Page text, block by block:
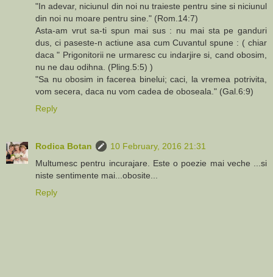
"In adevar, niciunul din noi nu traieste pentru sine si niciunul
din noi nu moare pentru sine." (Rom.14:7)
Asta-am vrut sa-ti spun mai sus : nu mai sta pe ganduri
dus, ci paseste-n actiune asa cum Cuvantul spune : ( chiar
daca " Prigonitorii ne urmaresc cu indarjire si, cand obosim,
nu ne dau odihna. (Pling.5:5) )
"Sa nu obosim in facerea binelui; caci, la vremea potrivita,
vom secera, daca nu vom cadea de oboseala." (Gal.6:9)
Reply
Rodica Botan
10 February, 2016 21:31
Multumesc pentru incurajare. Este o poezie mai veche ...si
niste sentimente mai...obosite...
Reply